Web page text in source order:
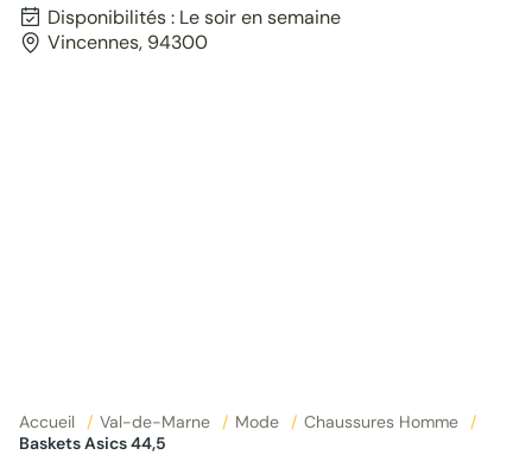
Disponibilités : Le soir en semaine
Vincennes, 94300
Accueil / Val-de-Marne / Mode / Chaussures Homme
/
Baskets Asics 44,5